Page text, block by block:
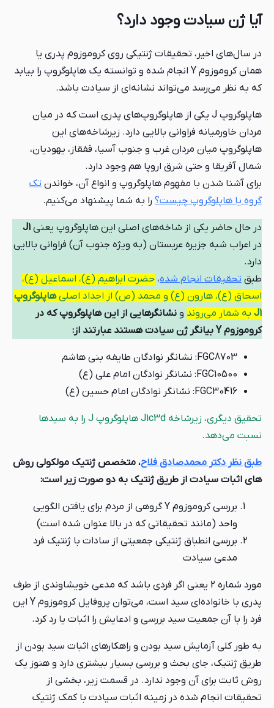
آیا ژن سیادت وجود دارد؟
در سال‌های اخیر، تحقیقات ژنتیکی روی کروموزوم پدری یا
همان کروموزوم Y انجام شده و توانسته یک هاپلوگروپ را بیابد
که به نظر می‌رسد می‌تواند نشانه‌ای از سیادت باشد.
هاپلوگروپ J یکی از هاپلوگروپ‌های پدری است که در میان
مردان خاورمیانه فراوانی بالایی دارد. زیرشاخه‌های این
هاپلوگروپ میان مردان غرب و جنوب آسیا، قفقاز، یهودیان،
شمال آفریقا و حتی شرق اروپا هم وجود دارد.
برای آشنا شدن با مفهوم هاپلوگروپ و انواع آن، خواندن تک
گروه یا هاپلوگروپ چیست؟ را به شما پیشنهاد می‌کنیم.
در حال حاضر یکی از شاخه‌های اصلی این هاپلوگروپ یعنی J1
در اعراب شبه جزیره عربستان (به ویژه جنوب آن) فراوانی بالایی
دارد.
طبق تحقیقات انجام شده، حضرت ابراهیم (ع)، اسماعیل (ع)،
اسحاق (ع)، هارون (ع) و محمد (ص) از اجداد اصلیهاپلوگروپ
J1 به شمار می‌روند و نشانگرهایی از این هاپلوگروپ که در
کروموزوم Y بیانگر ژن سیادت هستند عبارتند از:
FGC8703: نشانگر نوادگان طایفه بنی هاشم
FGC10500: نشانگر نوادگان امام علی (ع)
FGC30416: نشانگر نوادگان امام حسین (ع)
تحقیق دیگری، زیرشاخه J1c3d هاپلوگروپ J را به سیدها
نسبت می‌دهد.
طبق نظر دکتر محمدصادق فلاح، متخصص ژنتیک مولکولی روش
های اثبات سیادت از طریق ژنتیک به دو صورت زیر است:
بررسی کروموزوم Y گروهی از مردم برای یافتن الگویی
واحد (مانند تحقیقاتی که در بالا عنوان شده است)
بررسی انطباق ژنتیکی جمعیتی از سادات با ژنتیک فرد
مدعی سیادت
مورد شماره 2 یعنی اگر فردی باشد که مدعی خویشاوندی از طرف
پدری با خانواده‌ای سید است، می‌توان پروفایل کروموزوم Y این
فرد را با آن جمعیت سید بررسی و ادعایش را اثبات یا رد کرد.
به طور کلی آزمایش سید بودن و راهکارهای اثبات سید بودن از
طریق ژنتیک، جای بحث و بررسی بسیار بیشتری دارد و هنوز یک
روش ثابت برای آن وجود ندارد. در قسمت زیر، بخشی از
تحقیقات انجام شده در زمینه اثبات سیادت با کمک ژنتیک